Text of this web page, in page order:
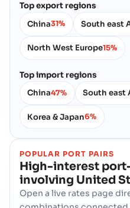
Adress :Burlington (US), United
Postnummer :
-
Hamnkod :USBUH
Burns Harbor
Adress :
Burns Harbor
Postnummer :
Adress : Burnside (USUDE),
Postnummer :
Hamnkod :
USUDE
Top export regions
China31% South east
North West Europe15%
Top import regions
China47% South east
Korea & Japan6%
POPULAR PORT PAIRS
High-interest
involving United
Open a live rates page